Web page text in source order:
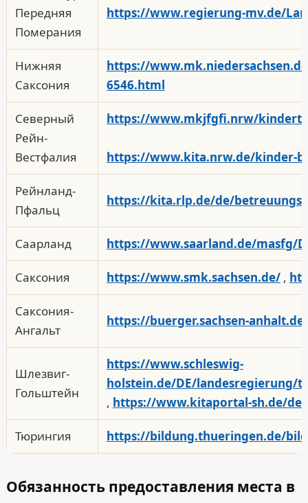
Передняя
Померания
https://www.regierung-mv.de/
Нижняя
Саксония
https://
6546.html
Северный
Рейн-
Вестфалия
https://www.mkjfgfi.nrw/
https://www.kita.nrw.de/kinder-
Рейнланд-
Пфальц
https://kita.rlp.de/de/
Саарланд https://www.saarland.de/masfg/
Саксония https://www.smk.sachsen.de/,
Саксония-
Ангальт
https://buerger.sachsen-
Шлезвиг-
Гольштейн
https://www.schleswig-
holstein.de/DE/landesregierung/
, https://www.kitaportal-sh.de/de/
Тюрингия https://bildung.thueringen.de/
Обязанность предоставления места в